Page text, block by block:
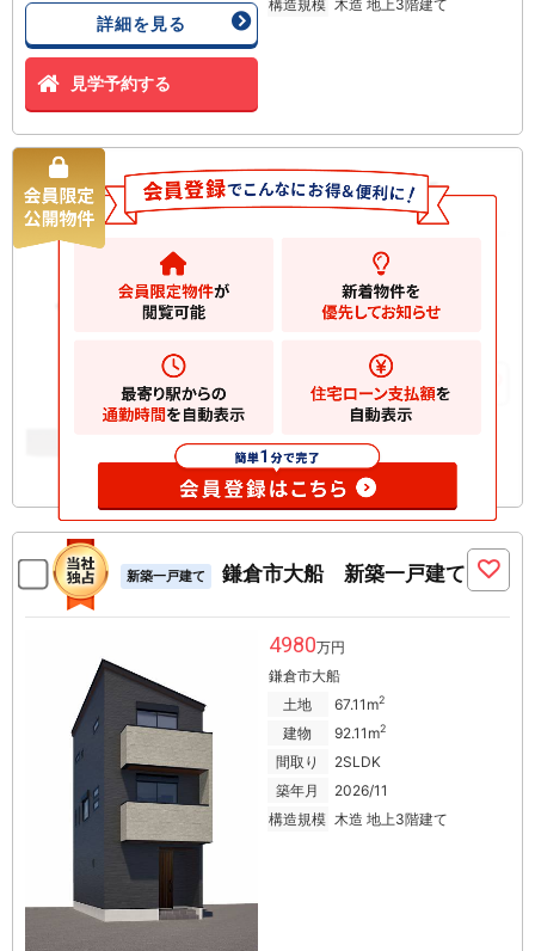
詳細を見る
見学予約する
構造規模 木造 地上3階建て
新築一戸建て 鎌倉市大船 新築一戸建て
63.23m2
お気に入りに追加
新築一戸建て 鎌倉市大船 新築一戸建て
4980万円
鎌倉市大船
土地
67.11m2
建物 92.11m2
間取り
2SLDK
築年月
2026/11
構造規模 木造 地上3階建て